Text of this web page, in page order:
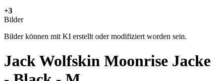
+3
Bilder
Bilder können mit KI erstellt oder modifiziert worden sein.
Jack Wolfskin Moonrise Jacke